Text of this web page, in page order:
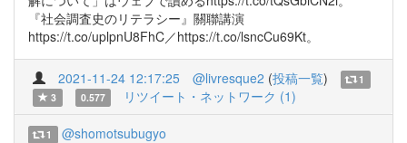
『社会調査史のリテラシー』關聯講演
https://t.co/uplpnU8FhC／https://t.co/lsncCu69Kt。
2021-11-24 12:17:25 @livresque2 (投稿一覧)
1
3
0.577 リツイート・ネットワーク (1)
1 @shomotsubugyo